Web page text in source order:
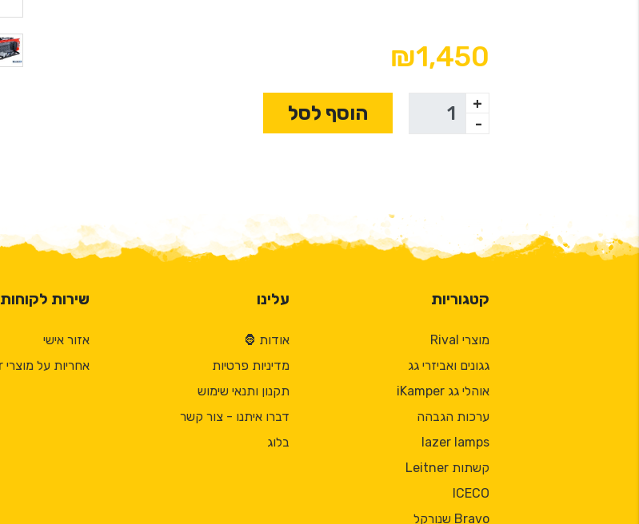
₪1,450
+
-
הוסף לסל
קטגוריות
מוצרי Rival
גגונים ואביזרי גג
אוהלי גג iKamper
ערכות הגבהה
lazer lamps
קשתות Leitner
ICECO
Bravo שנורקל
עלינו
אודות 🦍
מדיניות פרטיות
תקנון ותנאי שימוש
דברו איתנו - צור קשר
בלוג
שירות לקוחות
אזור אישי
אחריות על מוצרי iKamper